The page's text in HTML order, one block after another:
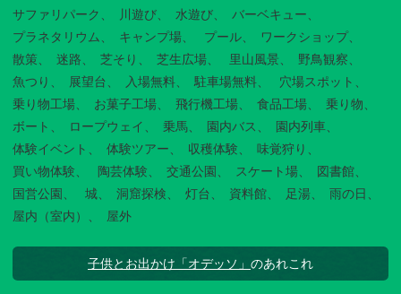
サファリパーク
川遊び 水遊び
バーベキュー
プラネタリウム
キャンプ場 プール
ワークショップ
散策
迷路 芝そり 芝生広場 里山風景
野鳥観察
魚つり
展望台 入場無料 駐車場無料
穴場スポット
乗り物工場
お菓子工場 飛行機工場 食品工場
乗り物
ボート
ロープウェイ 乗馬 園内バス
園内列車
体験イベント
体験ツアー 収穫体験
味覚狩り
買い物体験
陶芸体験 交通公園 スケート場
図書館
国営公園
城 洞窟探検 灯台 資料館 足湯
雨の日
屋内（室内）
屋外
子供とお出かけ「オデッソ」 のあれこれ